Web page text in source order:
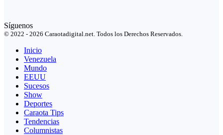
Síguenos
© 2022 - 2026 Caraotadigital.net. Todos los Derechos Reservados.
Inicio
Venezuela
Mundo
EEUU
Sucesos
Show
Deportes
Caraota Tips
Tendencias
Columnistas